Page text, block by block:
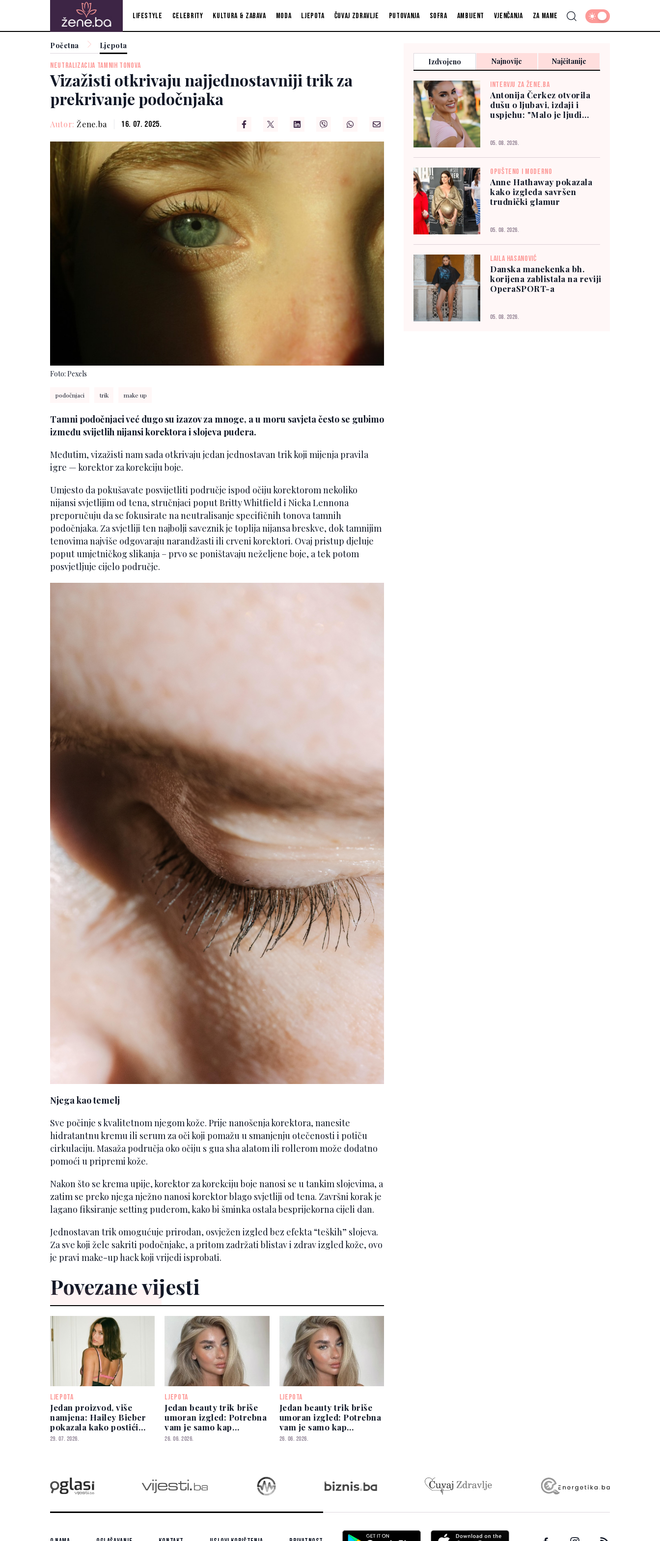
Lifestyle Celebrity Kultura & zabava Moda Ljepota Čuvaj zdravlje Putovanja Sofra Ambijent Vjenčanja Za mame
Početna Ljepota
NEUTRALIZACIJA TAMNIH TONOVA
Vizažisti otkrivaju najjednostavniji trik za
prekrivanje podočnjaka
Autor: Žene.ba 16. 07. 2025.
Foto: Pexels
podočnjaci trik make up
Tamni podočnjaci već dugo su izazov za mnoge, a u moru savjeta često se gubimo
između svijetlih nijansi korektora i slojeva pudera.
Međutim, vizažisti nam sada otkrivaju jedan jednostavan trik koji mijenja pravila
igre — korektor za korekciju boje.
Umjesto da pokušavate posvijetliti područje ispod očiju korektorom nekoliko
nijansi svjetlijim od tena, stručnjaci poput Britty Whitfield i Nicka Lennona
preporučuju da se fokusirate na neutralisanje specifičnih tonova tamnih
podočnjaka. Za svjetliji ten najbolji saveznik je toplija nijansa breskve, dok tamnijim
tenovima najviše odgovaraju narandžasti ili crveni korektori. Ovaj pristup djeluje
poput umjetničkog slikanja – prvo se poništavaju neželjene boje, a tek potom
posvjetljuje cijelo područje.
Njega kao temelj
Sve počinje s kvalitetnom njegom kože. Prije nanošenja korektora, nanesite
hidratantnu kremu ili serum za oči koji pomažu u smanjenju otečenosti i potiču
cirkulaciju. Masaža područja oko očiju s gua sha alatom ili rollerom može dodatno
pomoći u pripremi kože.
Nakon što se krema upije, korektor za korekciju boje nanosi se u tankim slojevima, a
zatim se preko njega nježno nanosi korektor blago svjetliji od tena. Završni korak je
lagano fiksiranje setting puderom, kako bi šminka ostala besprijekorna cijeli dan.
Jednostavan trik omogućuje prirodan, osvježen izgled bez efekta “teških” slojeva.
Za sve koji žele sakriti podočnjake, a pritom zadržati blistav i zdrav izgled kože, ovo
je pravi make-up hack koji vrijedi isprobati.
Povezane vijesti
LJEPOTA
Jedan proizvod, više
namjena: Hailey Bieber
pokazala kako postići
prirodan glow
29. 07. 2026.
LJEPOTA
Jedan beauty trik briše
umoran izgled: Potrebna
vam je samo kap
highlightera
26. 06. 2026.
LJEPOTA
Jedan beauty trik briše
umoran izgled: Potrebna
vam je samo kap
highlightera
26. 06. 2026.
Izdvojeno Najnovije Najčitanije
INTERVJU ZA ŽENE.BA
Antonija Čerkez otvorila
dušu o ljubavi, izdaji i
uspjehu: "Malo je ljudi
05. 08. 2026.
OPUŠTENO I MODERNO
Anne Hathaway pokazala
kako izgleda savršen
trudnički glamur
05. 08. 2026.
LAILA HASANOVIĆ
Danska manekenka bh.
korijena zablistala na reviji
OperaSPORT-a
05. 08. 2026.